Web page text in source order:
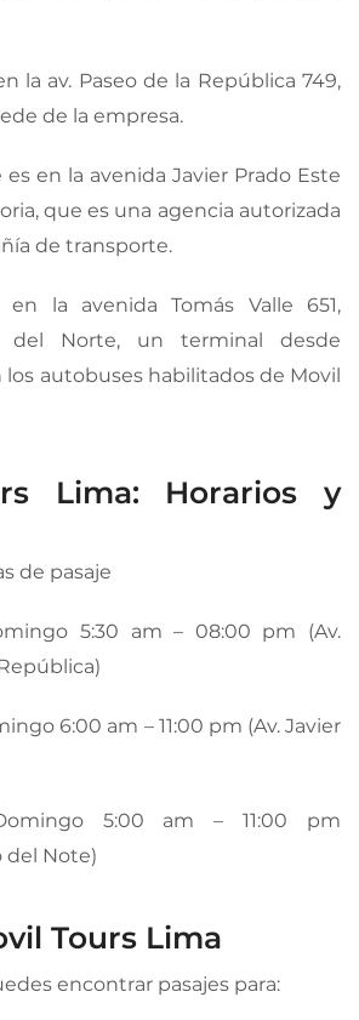
la av. Paseo de la República 749,
de la empresa.
en la avenida Javier Prado Este
que es una agencia autorizada
de transporte.
en la avenida Tomás Valle 651,
del Norte, un terminal desde
autobuses habilitados de Movil
Lima: Horarios y
de pasaje
5:30 am – 08:00 pm (Av.
6:00 am – 11:00 pm (Av. Javier
5:00 am – 11:00 pm
del Note)
Tours Lima
encontrar pasajes para: